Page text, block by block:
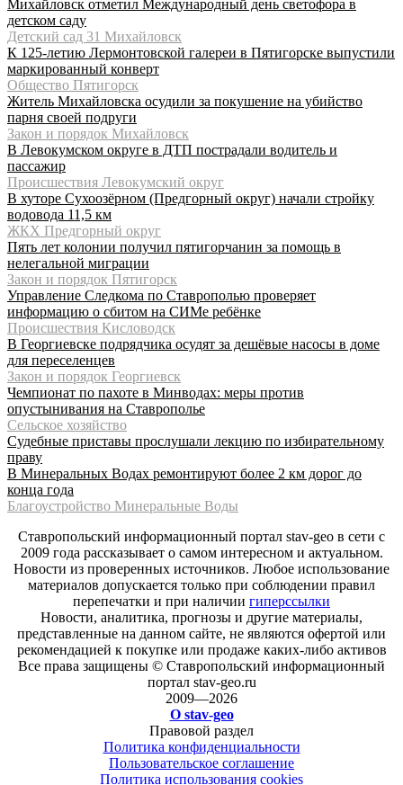
Михайловск отметил Международный день светофора в
детском саду
Детский сад 31 Михайловск
К 125-летию Лермонтовской галереи в Пятигорске выпустили
маркированный конверт
Общество Пятигорск
Житель Михайловска осудили за покушение на убийство
парня своей подруги
Закон и порядок Михайловск
В Левокумском округе в ДТП пострадали водитель и
пассажир
Происшествия Левокумский округ
В хуторе Сухоозёрном (Предгорный округ) начали стройку
водовода 11,5 км
ЖКХ Предгорный округ
Пять лет колонии получил пятигорчанин за помощь в
нелегальной миграции
Закон и порядок Пятигорск
Управление Следкома по Ставрополью проверяет
информацию о сбитом на СИМе ребёнке
Происшествия Кисловодск
В Георгиевске подрядчика осудят за дешёвые насосы в доме
для переселенцев
Закон и порядок Георгиевск
Чемпионат по пахоте в Минводах: меры против
опустынивания на Ставрополье
Сельское хозяйство
Судебные приставы прослушали лекцию по избирательному
праву
В Минеральных Водах ремонтируют более 2 км дорог до
конца года
Благоустройство Минеральные Воды
Ставропольский информационный портал stav-geo в сети с
2009 года рассказывает о самом интересном и актуальном.
Новости из проверенных источников. Любое использование
материалов допускается только при соблюдении правил
перепечатки и при наличии гиперссылки
Новости, аналитика, прогнозы и другие материалы,
представленные на данном сайте, не являются офертой или
рекомендацией к покупке или продаже каких-либо активов
Все права защищены © Ставропольский информационный
портал stav-geo.ru
2009—2026
О stav-geo
Правовой раздел
Политика конфиденциальности
Пользовательское соглашение
Политика использования cookies